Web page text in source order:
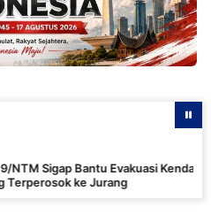
Bantu Evakuasi Kendaraan
ke Jurang